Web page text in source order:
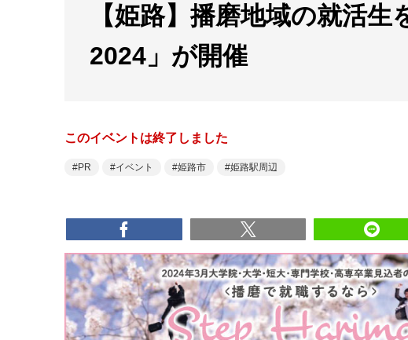
【姫路】播磨地域の就活
2024」が開催
このイベントは終了しました
PR イベント 姫路市 姫路駅周辺